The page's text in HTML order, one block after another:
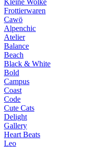
Kleine Wolke
Frottierwaren
Cawö
Alpenchic
Atelier
Balance
Beach
Black & White
Bold
Campus
Coast
Code
Cute Cats
Delight
Gallery
Heart Beats
Leo